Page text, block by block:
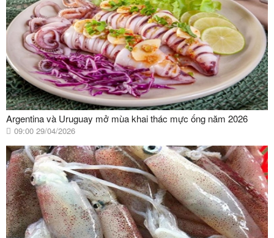
Argentina và Uruguay mở mùa khai thác mực ống năm 2026
09:00 29/04/2026